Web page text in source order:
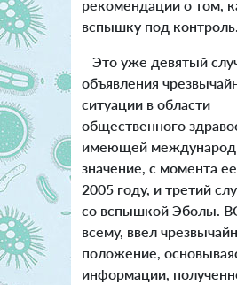
рекомендации о том,
вспышку под контроль.
Это уже девятый
объявления
ситуации в области
общественного
имеющей
значение, с момента
2005 году, и третий
со вспышкой Эболы.
всему, ввел
положение,
информации,